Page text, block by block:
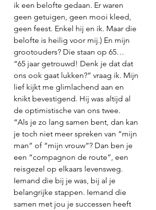
ik een belofte gedaan. Er waren
geen getuigen, geen mooi kleed,
geen feest. Enkel hij en ik. Maar die
belofte is heilig voor mij.) En mijn
grootouders? Die staan op 65…
“65 jaar getrouwd! Denk je dat dat
ons ook gaat lukken?” vraag ik. Mijn
lief kijkt me glimlachend aan en
knikt bevestigend. Hij was altijd al
de optimistische van ons twee.
“Als je zo lang samen bent, dan kan
je toch niet meer spreken van “mijn
man” of “mijn vrouw”? Dan ben je
een “compagnon de route”, een
reisgezel op elkaars levensweg.
Iemand die bij je was, bij al je
belangrijke stappen. Iemand die
samen met jou je successen heeft